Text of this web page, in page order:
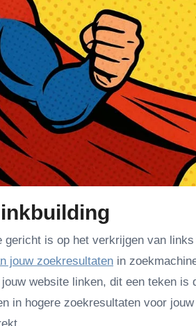
gericht is op het verkrijgen van
jouw zoekresultaten in
website linken, dit een teken is
in hogere zoekresultaten voor